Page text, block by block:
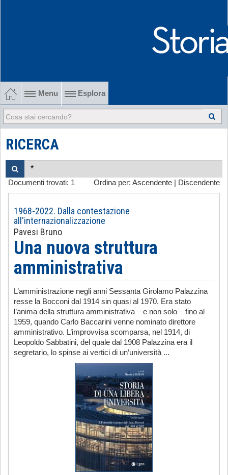
Menu Esplora
1902-1915 Gli esordi
1915-1945 Tra le due guerre
1945-1968 Dalla liberazione al '68
1968-2022 Dalla contestazione all'internazionalizzazione
-
RICERCA
Ordina per: Ascendente Discendente
Documenti trovati: 1
1968-2022. Dalla contestazione
all'internazionalizzazione
Pavesi Bruno
Una nuova struttura
amministrativa
L’amministrazione negli anni Sessanta Girolamo Palazzina
resse la Bocconi dal 1914 sin quasi al 1970. Era stato
l’anima della struttura amministrativa – e non solo – fino al
1959, quando Carlo Baccarini venne nominato direttore
amministrativo. L’improvvisa scomparsa, nel 1914, di
Leopoldo Sabbatini, del quale dal 1908 Palazzina era il
segretario, lo spinse ai vertici di un’università ...